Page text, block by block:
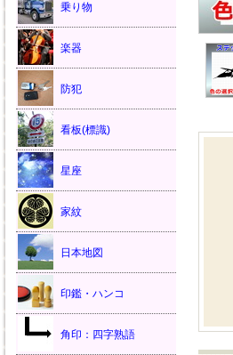
乗り物
楽器
防犯
看板(標識)
星座
家紋
日本地図
印鑑・ハンコ
角印：四字熟語